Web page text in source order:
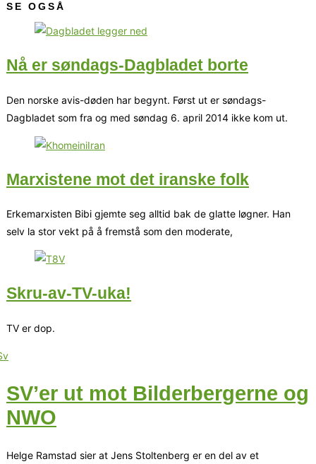
SE OGSÅ
Nå er søndags-Dagbladet borte
Den norske avis-døden har begynt. Først ut er søndags-
Dagbladet som fra og med søndag 6. april 2014 ikke kom ut.
Marxistene mot det iranske folk
Erkemarxisten Bibi gjemte seg alltid bak de glatte løgner. Han
selv la stor vekt på å fremstå som den moderate,
Skru-av-TV-uka!
TV er dop.
SV’er ut mot Bilderbergerne og
NWO
Helge Ramstad sier at Jens Stoltenberg er en del av et